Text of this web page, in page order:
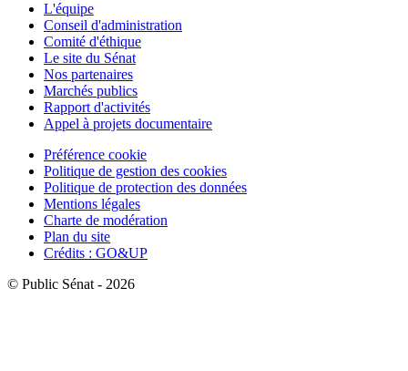
L'équipe
Conseil d'administration
Comité d'éthique
Le site du Sénat
Nos partenaires
Marchés publics
Rapport d'activités
Appel à projets documentaire
Préférence cookie
Politique de gestion des cookies
Politique de protection des données
Mentions légales
Charte de modération
Plan du site
Crédits : GO&UP
© Public Sénat - 2026